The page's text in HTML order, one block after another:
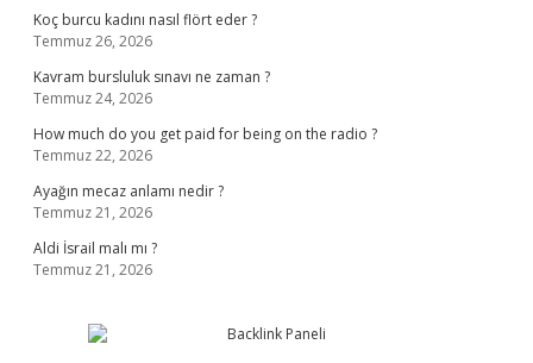
Koç burcu kadını nasıl flört eder ?
Temmuz 26, 2026
Kavram bursluluk sınavı ne zaman ?
Temmuz 24, 2026
How much do you get paid for being on the radio ?
Temmuz 22, 2026
Ayağın mecaz anlamı nedir ?
Temmuz 21, 2026
Aldi İsrail malı mı ?
Temmuz 21, 2026